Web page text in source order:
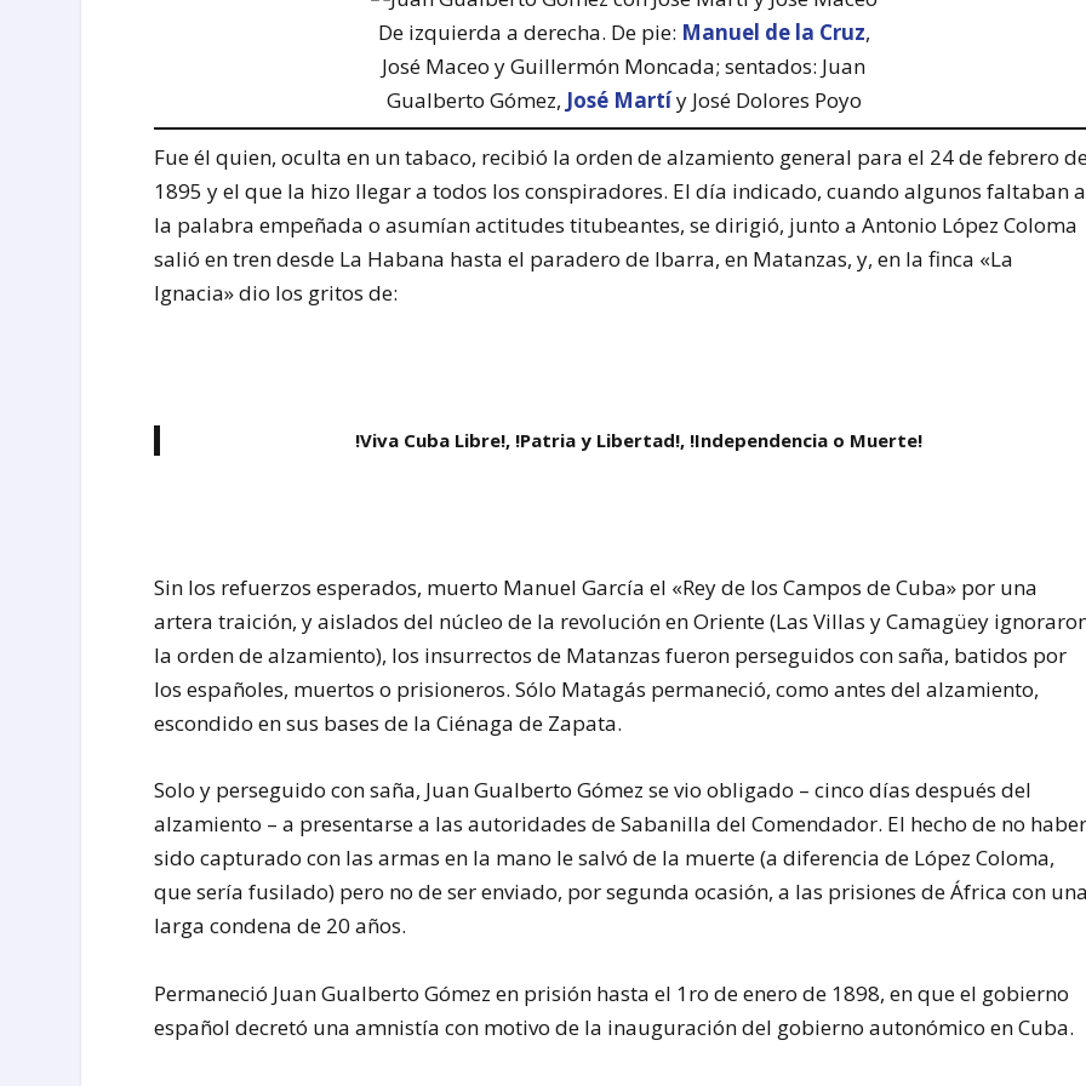
De izquierda a derecha. De pie: Manuel de la Cruz,
José Maceo y Guillermón Moncada; sentados: Juan
Gualberto Gómez, José Martíy José Dolores Poyo
Fue él quien, oculta en un tabaco, recibió la orden de alzamiento general para el 24 de febrero
1895 y el que la hizo llegar a todos los conspiradores. El día indicado, cuando algunos faltaban a
la palabra empeñada o asumían actitudes titubeantes, se dirigió, junto a Antonio López Coloma
salió en tren desde La Habana hasta el paradero de Ibarra, en Matanzas, y, en la finca «La
Ignacia» dio los gritos de:
!Viva Cuba Libre!, !Patria y Libertad!, !Independencia o Muerte!
Sin los refuerzos esperados, muerto Manuel García el «Rey de los Campos de Cuba» por una
artera traición, y aislados del núcleo de la revolución en Oriente (Las Villas y Camagüey
la orden de alzamiento), los insurrectos de Matanzas fueron perseguidos con saña, batidos por
los españoles, muertos o prisioneros. Sólo Matagás permaneció, como antes del alzamiento,
escondido en sus bases de la Ciénaga de Zapata.
Solo y perseguido con saña, Juan Gualberto Gómez se vio obligado – cinco días después del
alzamiento – a presentarse a las autoridades de Sabanilla del Comendador. El hecho de no
sido capturado con las armas en la mano le salvó de la muerte (a diferencia de López Coloma,
que sería fusilado) pero no de ser enviado, por segunda ocasión, a las prisiones de África con
larga condena de 20 años.
Permaneció Juan Gualberto Gómez en prisión hasta el 1ro de enero de 1898, en que el gobierno
español decretó una amnistía con motivo de la inauguración del gobierno autonómico en Cuba.